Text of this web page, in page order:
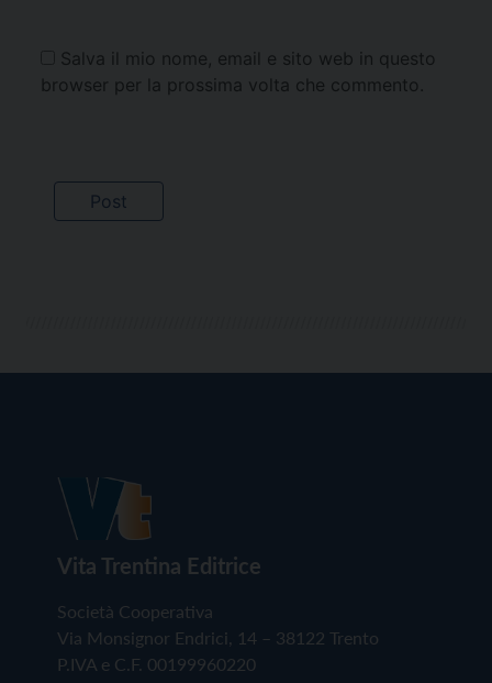
Salva il mio nome, email e sito web in questo
browser per la prossima volta che commento.
Vita Trentina Editrice
Società Cooperativa
Via Monsignor Endrici, 14 – 38122 Trento
P.IVA e C.F. 00199960220